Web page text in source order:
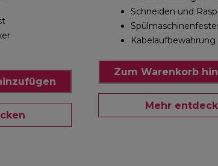
Schneiden und
Kabelaufbewahrung
Zum Warenkorb
Mehr